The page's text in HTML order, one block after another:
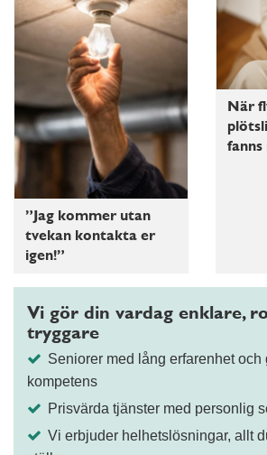
”Jag kommer utan
tvekan kontakta er
igen!”
När
fanns
Vi gör din vardag enklare,
tryggare
Seniorer med lång erfarenhet och
kompetens
Prisvärda tjänster med personlig
Vi erbjuder helhetslösningar, allt